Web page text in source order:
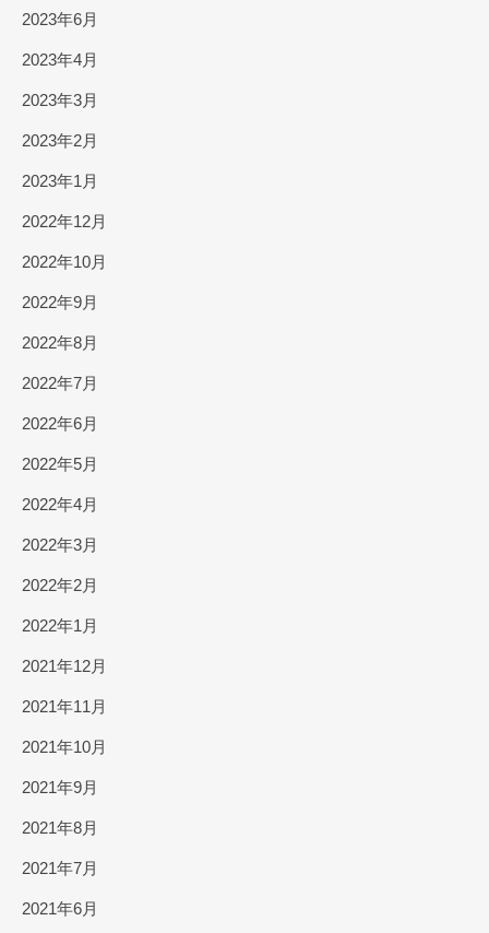
2023年6月
2023年4月
2023年3月
2023年2月
2023年1月
2022年12月
2022年10月
2022年9月
2022年8月
2022年7月
2022年6月
2022年5月
2022年4月
2022年3月
2022年2月
2022年1月
2021年12月
2021年11月
2021年10月
2021年9月
2021年8月
2021年7月
2021年6月